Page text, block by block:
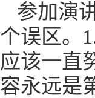
参加演
个误区。
应该一直
容永远是